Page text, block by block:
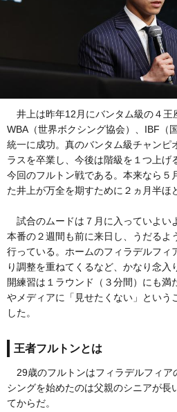
井上は昨年12月にバンタム級の４王
WBA（世界ボクシング協会）、IBF
統一に成功。真のバンタム級チャンピ
ラスを卒業し、今後は階級を１つ上げ
今回のフルトン戦である。本来なら５
た井上が万全を期すために２ヵ月半ほ
試合のムードは７月に入っていよい
本番の２週間も前に来日し、うだるよ
行っている。ホームのフィラデルフィ
り調整を重ねてくるなど、かなり念
開練習は１ラウンド（３分間）にも満
やメディアに「見せたくない」という
した。
王者フルトンとは
29歳のフルトンはフィラデルフィア
シングを始めたのは父親のシニアが長
てからだ。